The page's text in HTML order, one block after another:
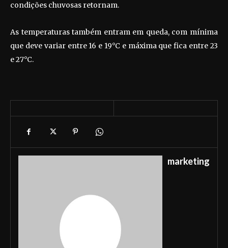
condições chuvosas retornam.
As temperaturas também entram em queda, com mínima
que deve variar entre 16 e 19°C e máxima que fica entre 23
e 27°C.
marketing